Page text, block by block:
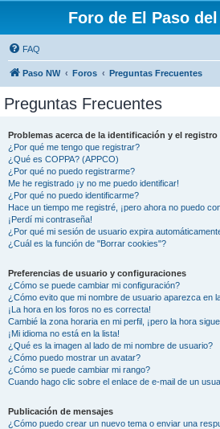
Foro de El Paso
FAQ
Paso NW Foros Preguntas Frecuentes
Preguntas Frecuentes
Problemas acerca de la identificación y el registro
¿Por qué me tengo que registrar?
¿Qué es COPPA? (APPCO)
¿Por qué no puedo registrarme?
Me he registrado ¡y no me puedo identificar!
¿Por qué no puedo identificarme?
Hace un tiempo me registré, ¡pero ahora no puedo
¡Perdí mi contraseña!
¿Por qué mi sesión de usuario expira
¿Cuál es la función de "Borrar cookies"?
Preferencias de usuario y configuraciones
¿Cómo se puede cambiar mi configuración?
¿Cómo evito que mi nombre de usuario aparezca en
¡La hora en los foros no es correcta!
Cambié la zona horaria en mi perfil, ¡pero la hora
¡Mi idioma no está en la lista!
¿Qué es la imagen al lado de mi nombre de usuario?
¿Cómo puedo mostrar un avatar?
¿Cómo se puede cambiar mi rango?
Cuando hago clic sobre el enlace de e-mail de un
Publicación de mensajes
¿Cómo puedo crear un nuevo tema o enviar una